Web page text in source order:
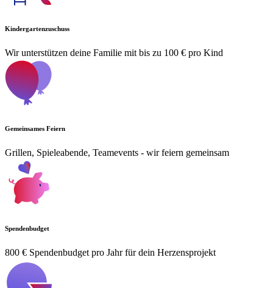
Kindergartenzuschuss
Wir unterstützen deine Familie mit bis zu 100 € pro Kind
Gemeinsames Feiern
Grillen, Spieleabende, Teamevents - wir feiern gemeinsam
Spendenbudget
800 € Spendenbudget pro Jahr für dein Herzensprojekt